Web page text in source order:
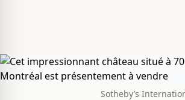
Sotheby’s